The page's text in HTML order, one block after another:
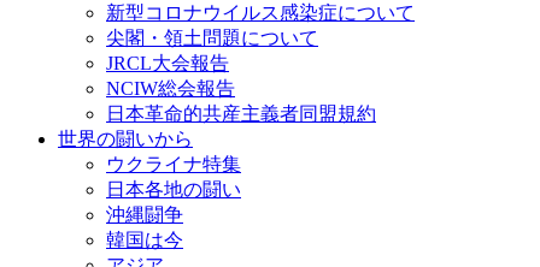
新型コロナウイルス感染症について
尖閣・領土問題について
JRCL大会報告
NCIW総会報告
日本革命的共産主義者同盟規約
世界の闘いから
ウクライナ特集
日本各地の闘い
沖縄闘争
韓国は今